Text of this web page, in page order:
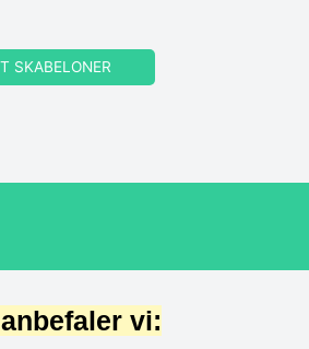
SKABELONER
vi: